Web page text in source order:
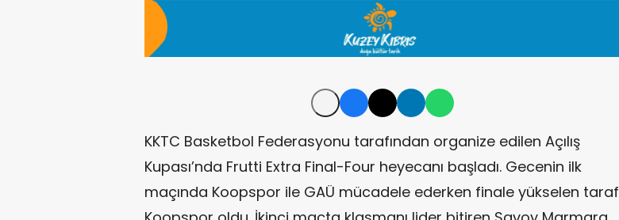
KKTC Basketbol Federasyonu tarafından organize edilen Açılış
Kupası’nda Frutti Extra Final-Four heyecanı başladı. Gecenin ilk
maçında Koopspor ile GAÜ mücadele ederken finale yükselen taraf